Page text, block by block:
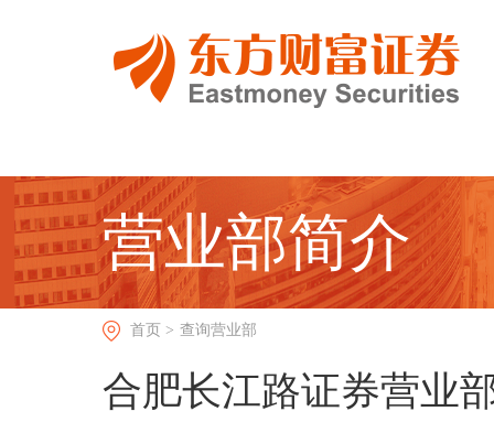
营业部简介
首页 > 查询营业部
合肥长江路证券营业